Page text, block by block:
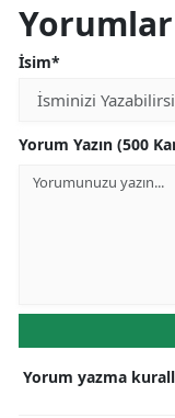
Yorumlar
İsim*
Yorum Yazın (500
Yorum yazma